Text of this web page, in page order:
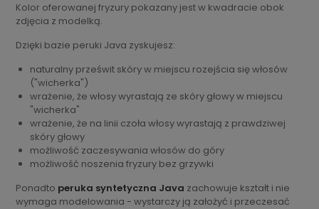
Kolor oferowanej fryzury pokazany jest w kwadracie obok
zdjęcia z modelką.
Dzięki bazie peruki Java zyskujesz:
naturalny prześwit skóry w miejscu rozejścia się włosów
("wicherka")
wrażenie, że włosy wyrastają ze skóry głowy w miejscu
"wicherka"
wrażenie, że na linii czoła włosy wyrastają z prawdziwej
skóry głowy
możliwość zaczesywania włosów do góry
możliwość noszenia fryzury bez grzywki
Ponadto peruka syntetyczna Java zachowuje kształt i nie
wymaga modelowania - wystarczy ją założyć i przeczesać